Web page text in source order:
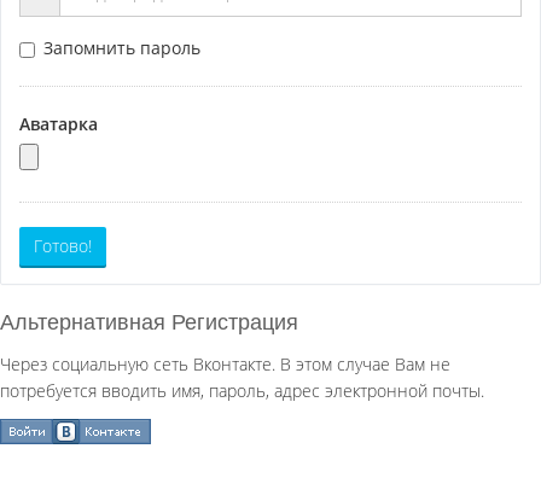
Запомнить пароль
Аватарка
Готово!
Альтернативная Регистрация
Через социальную сеть Вконтакте. В этом случае Вам не
потребуется вводить имя, пароль, адрес электронной почты.